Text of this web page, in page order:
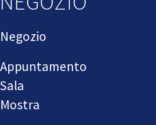
Negozio
Appuntamento
Sala
Mostra